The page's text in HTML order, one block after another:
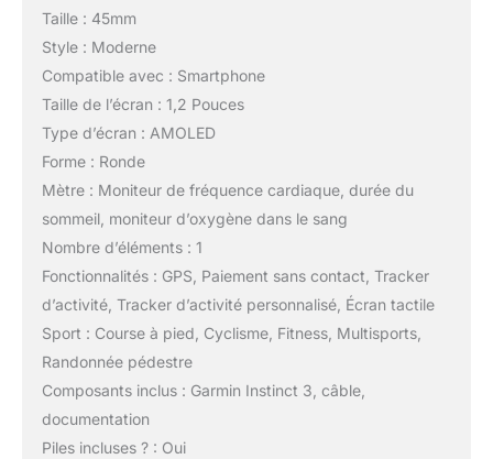
Taille : 45mm
Style : Moderne
Compatible avec : Smartphone
Taille de l’écran : 1,2 Pouces
Type d’écran : AMOLED
Forme : Ronde
Mètre : Moniteur de fréquence cardiaque, durée du
sommeil, moniteur d’oxygène dans le sang
Nombre d’éléments : 1
Fonctionnalités : GPS, Paiement sans contact, Tracker
d’activité, Tracker d’activité personnalisé, Écran tactile
Sport : Course à pied, Cyclisme, Fitness, Multisports,
Randonnée pédestre
Composants inclus : Garmin Instinct 3, câble,
documentation
Piles incluses ? : Oui